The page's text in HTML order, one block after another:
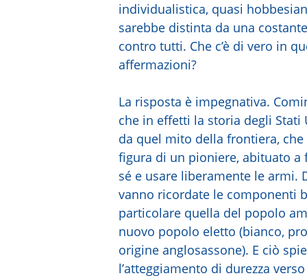
individualistica, quasi
sarebbe distinta da una
contro tutti. Che c’è di vero in
affermazioni?
La risposta è impegnativa.
che in effetti la storia degli Stati
da quel mito della frontiera,
figura di un pioniere, abituato a
sé e usare liberamente le armi.
vanno ricordate le componenti
particolare quella del popolo
nuovo popolo eletto (bianco,
origine anglosassone). E ciò
l’atteggiamento di durezza